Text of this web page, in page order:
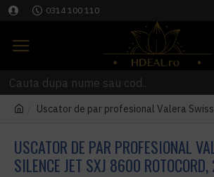
0314 100 110
Uscator de par profesional Valera
USCATOR DE PAR PROFESIONAL
SILENCE JET SXJ 8600